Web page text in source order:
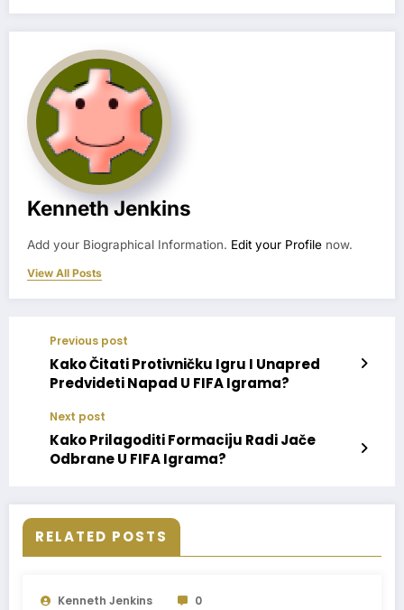
Kenneth Jenkins
Add your Biographical Information. Edit your Profile now.
View All Posts
Previous post
Kako Čitati Protivničku Igru I Unapred
Predvideti Napad U FIFA Igrama?
Next post
Kako Prilagoditi Formaciju Radi Jače
Odbrane U FIFA Igrama?
RELATED POSTS
Kenneth Jenkins 0